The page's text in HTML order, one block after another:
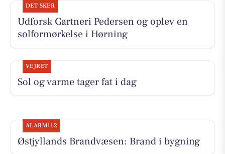
DET SKER
Udforsk Gartneri Pedersen og oplev en
solformørkelse i Hørning
VEJRET
Sol og varme tager fat i dag
ALARM112
Østjyllands Brandvæsen: Brand i bygning